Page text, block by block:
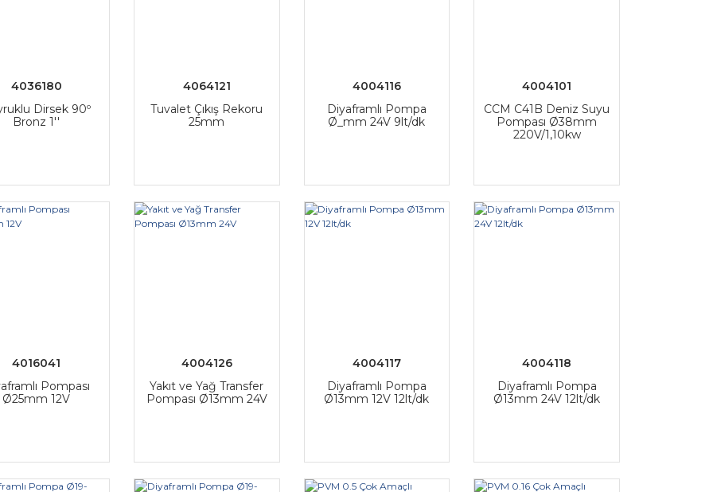
4036180
Dirsek 90º
Bronz 1''
4064121
Tuvalet Çıkış Rekoru
25mm
4004116
Diyaframlı Pompa
Ø_mm 24V 9lt/dk
4004101
CCM C41B Deniz Suyu
Pompası Ø38mm
220V/1,10kw
4016041
Pompası
Ø25mm 12V
4004126
Yakıt ve Yağ Transfer
Pompası Ø13mm 24V
4004117
Diyaframlı Pompa
Ø13mm 12V 12lt/dk
4004118
Diyaframlı Pompa
Ø13mm 24V 12lt/dk